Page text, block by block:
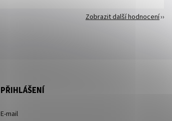
Zobrazit další hodnocení
PŘIHLÁŠENÍ
E-mail